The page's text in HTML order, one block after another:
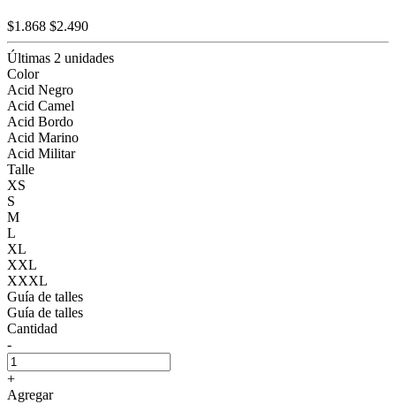
$1.868 $2.490
Últimas 2 unidades
Color
Acid Negro
Acid Camel
Acid Bordo
Acid Marino
Acid Militar
Talle
XS
S
M
L
XL
XXL
XXXL
Guía de talles
Guía de talles
Cantidad
-
+
Agregar